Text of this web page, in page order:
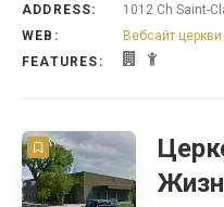
ADDRESS:
1012 Ch Saint-
WEB:
Вебсайт церкви
FEATURES: